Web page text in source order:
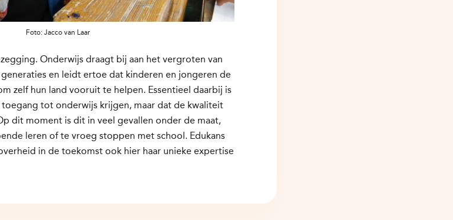
Foto: Jacco van Laar
Onderwijs draagt bij aan het vergroten van
en leidt ertoe dat kinderen en jongeren de
zelf hun land vooruit te helpen. Essentieel daarbij is
tot onderwijs krijgen, maar dat de kwaliteit
dit moment is dit in veel gevallen onder de maat,
leren of te vroeg stoppen met school. Edukans
in de toekomst ook hier haar unieke expertise